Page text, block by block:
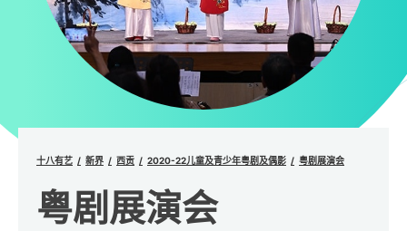
十八有艺 新界 西贡 2020-22儿童及青少年粤剧及偶影 粤剧展演会
粤剧展演会